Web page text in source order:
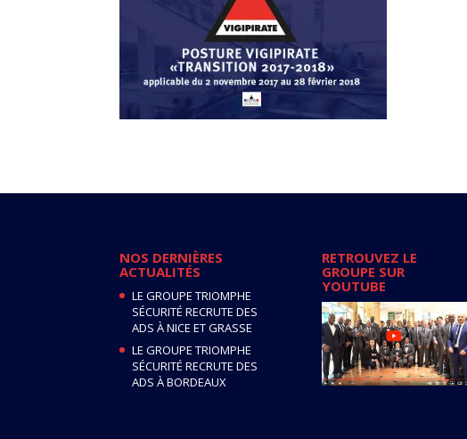
NOS DERNIÈRES
ACTUALITÉS
LE GROUPE TRIOMPHE
SÉCURITÉ RECRUTE DES
ADS À NICE ET GRASSE
LE GROUPE TRIOMPHE
SÉCURITÉ RECRUTE DES
ADS À BORDEAUX
RETROUVEZ LE
GROUPE SUR
YOUTUBE